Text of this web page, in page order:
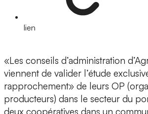
lien
«Les conseils d’administration
viennent de valider l’étude
rapprochement» de leurs OP
producteurs) dans le secteur du
deux coopératives dans un